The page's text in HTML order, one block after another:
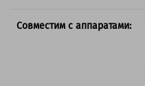
Совместим с аппаратами: